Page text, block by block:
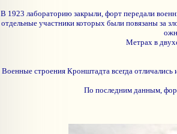
В 1923 лабораторию закрыли, форт передали
отдельные участники которых были повязаны за
Метрах в
Военные строения Кронштадта всегда
По последним данным,